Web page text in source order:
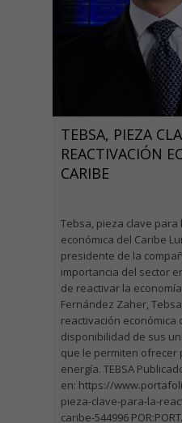
TEBSA, PIEZA
REACTIVACIÓN
CARIBE
Tebsa, pieza clave para
económica del Caribe
presidente de la
importancia del sector
de reactivar la
Fernández Zaher,
reactivación económica
disponibilidad de sus
que le permiten ofrecer
energía. TEBSA
en: https://
pieza-clave-para-la-
caribe-544996